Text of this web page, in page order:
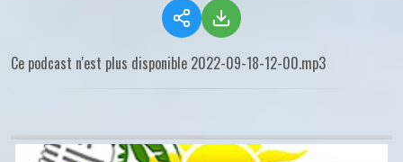
Ce podcast n'est plus disponible 2022-09-18-12-00.mp3